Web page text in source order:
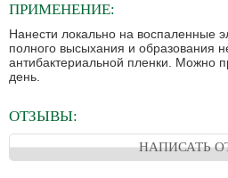
ПРИМЕНЕНИЕ:
Нанести локально на воспаленные
полного высыхания и образования
антибактериальной пленки. Можно
день.
ОТЗЫВЫ:
НАПИСАТЬ